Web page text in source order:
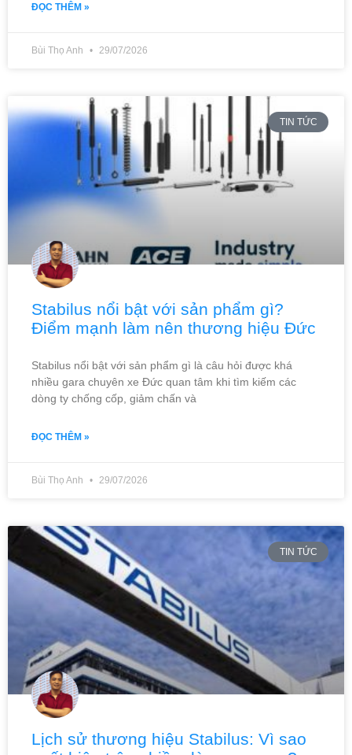
ĐỌC THÊM »
Bùi Thọ Anh 29/07/2026
TIN TỨC
Stabilus nổi bật với sản phẩm gì?
Điểm mạnh làm nên thương hiệu Đức
Stabilus nổi bật với sản phẩm gì là câu hỏi được khá
nhiều gara chuyên xe Đức quan tâm khi tìm kiếm các
dòng ty chống cốp, giảm chấn và
ĐỌC THÊM »
Bùi Thọ Anh 29/07/2026
TIN TỨC
Lịch sử thương hiệu Stabilus: Vì sao